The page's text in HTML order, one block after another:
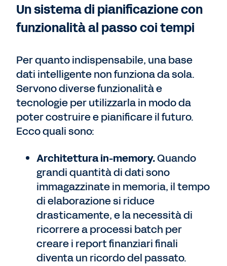
Un sistema di pianificazione con
funzionalità al passo coi tempi
Per quanto indispensabile, una base
dati intelligente non funziona da sola.
Servono diverse funzionalità e
tecnologie per utilizzarla in modo da
poter costruire e pianificare il futuro.
Ecco quali sono:
Architettura in-memory.Quando
grandi quantità di dati sono
immagazzinate in memoria, il tempo
di elaborazione si riduce
drasticamente, e la necessità di
ricorrere a processi batch per
creare i report finanziari finali
diventa un ricordo del passato.